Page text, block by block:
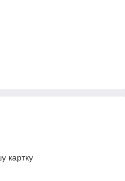
картку